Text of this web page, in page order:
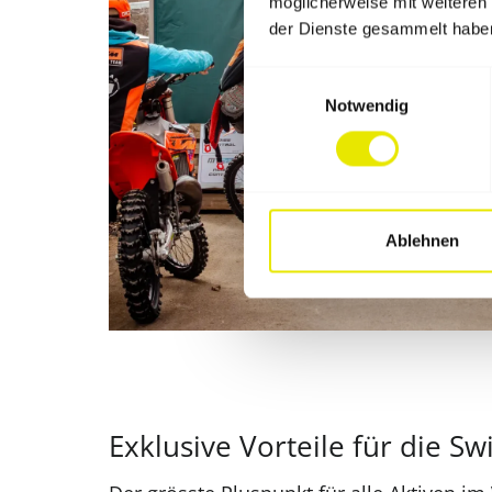
der Dienste gesammelt
Einwilligungsauswahl
Notwendig
Ablehnen
Exklusive Vorteile für die